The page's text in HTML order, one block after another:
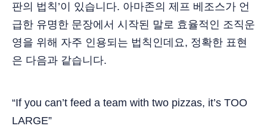
판의 법칙’이 있습니다. 아마존의 제프 베조스가 언
급한 유명한 문장에서 시작된 말로 효율적인 조직운
영을 위해 자주 인용되는 법칙인데요, 정확한 표현
은 다음과 같습니다.
“If you can’t feed a team with two pizzas, it’s TOO
LARGE”